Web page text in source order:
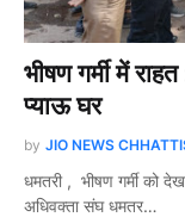
भीषण गर्मी में
प्याऊ घर
by JIO NEWS
धमतरी , भीषण गर्मी को
अधिवक्ता संघ धमतर…